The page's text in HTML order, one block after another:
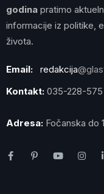
godina pratimo
informacije iz politike,
života.
Email: redakcija
Kontakt: 035-228-575
Adresa: Fočanska do